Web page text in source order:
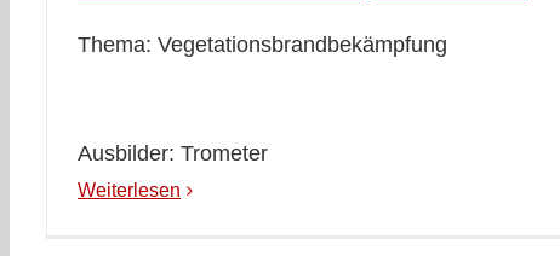
Thema: Vegetationsbrandbekämpfung
Ausbilder: Trometer
Weiterlesen